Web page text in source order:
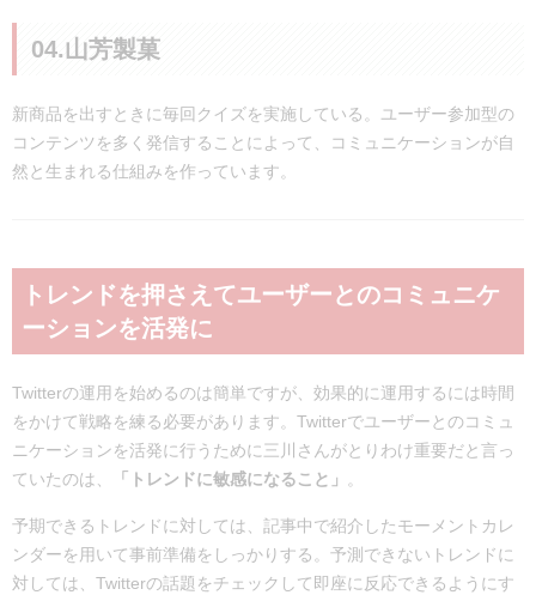
04.山芳製菓
新商品を出すときに毎回クイズを実施している。ユーザー参加型の
コンテンツを多く発信することによって、コミュニケーションが自
然と生まれる仕組みを作っています。
トレンドを押さえてユーザーとのコミュニケ
ーションを活発に
Twitterの運用を始めるのは簡単ですが、効果的に運用するには時間
をかけて戦略を練る必要があります。Twitterでユーザーとのコミュ
ニケーションを活発に行うために三川さんがとりわけ重要だと言っ
ていたのは、
「トレンドに敏感になること」 。
予期できるトレンドに対しては、記事中で紹介したモーメントカレ
ンダーを用いて事前準備をしっかりする。予測できないトレンドに
対しては、Twitterの話題をチェックして即座に反応できるようにす